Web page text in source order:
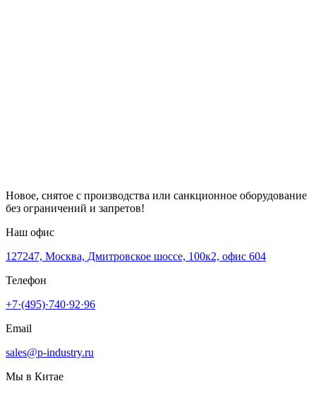
Новое, снятое с производства или санкционное оборудование
без ограничений и запретов!
Наш офис
127247, Москва, Дмитровское шоссе, 100к2, офис 604
Телефон
+7·(495)·740·92·96
Email
sales@p-industry.ru
Мы в Китае